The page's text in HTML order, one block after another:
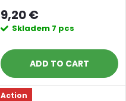
9,20 €
Skladem 7 pcs
ADD TO CART
Action